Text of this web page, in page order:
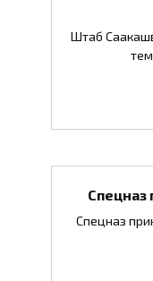
Штаб
Спецназ
Спецназ